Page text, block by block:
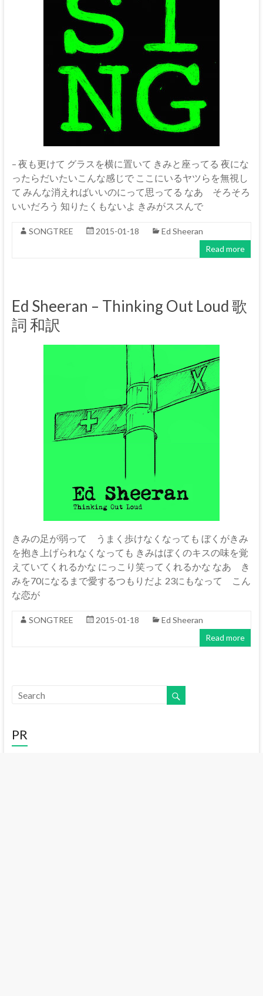
– 夜も更けて グラスを横に置いて きみと座ってる 夜にな
ったらだいたいこんな感じで ここにいるヤツらを無視し
て みんな消えればいいのにって思ってる なあ そろそろ
いいだろう 知りたくもないよ きみがススんで
SONGTREE 2015-01-18
Ed Sheeran
Read more
Ed Sheeran – Thinking Out Loud 歌
詞 和訳
きみの足が弱って うまく歩けなくなっても ぼくがきみ
を抱き上げられなくなっても きみはぼくのキスの味を覚
えていてくれるかな にっこり笑ってくれるかな なあ き
みを70になるまで愛するつもりだよ 23にもなって こん
な恋が
SONGTREE 2015-01-18
Ed Sheeran
Read more
PR